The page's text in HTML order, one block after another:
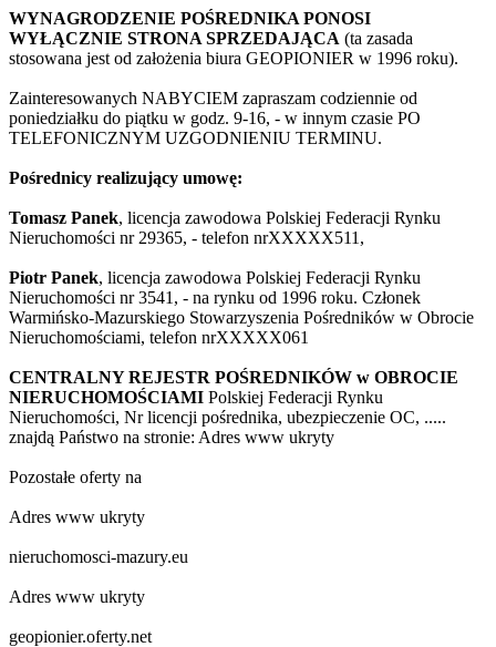
WYNAGRODZENIE POŚREDNIKA PONOSI
WYŁĄCZNIE STRONA SPRZEDAJĄCA (ta zasada
stosowana jest od założenia biura GEOPIONIER w 1996 roku).
Zainteresowanych NABYCIEM zapraszam codziennie od
poniedziałku do piątku w godz. 9-16, - w innym czasie PO
TELEFONICZNYM UZGODNIENIU TERMINU.
Pośrednicy realizujący umowę:
Tomasz Panek, licencja zawodowa Polskiej Federacji Rynku
Nieruchomości nr 29365, - telefon nrXXXXX511 ,
Piotr Panek, licencja zawodowa Polskiej Federacji Rynku
Nieruchomości nr 3541, - na rynku od 1996 roku. Członek
Warmińsko-Mazurskiego Stowarzyszenia Pośredników w Obrocie
Nieruchomościami, telefon nrXXXXX061
CENTRALNY REJESTR POŚREDNIKÓW w OBROCIE
NIERUCHOMOŚCIAMI Polskiej Federacji Rynku
Nieruchomości, Nr licencji pośrednika, ubezpieczenie OC, .....
znajdą Państwo na stronie: Adres www ukryty
Pozostałe oferty na
Adres www ukryty
nieruchomosci-mazury.eu
Adres www ukryty
geopionier.oferty.net